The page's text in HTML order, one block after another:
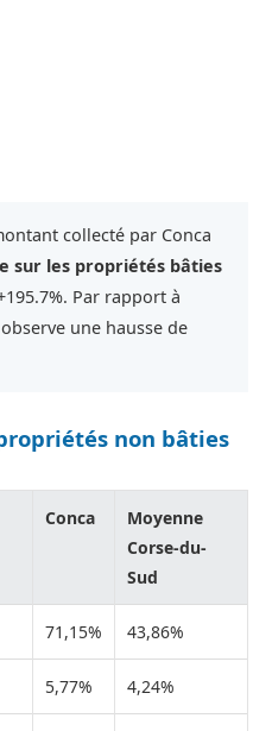
collecté par Conca
sur les propriétés bâties
Par rapport à
une hausse de
non bâties
Conca
Moyenne
Corse-du-
Sud
71,15% 43,86%
5,77% 4,24%